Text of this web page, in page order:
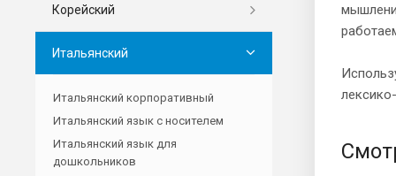
Корейский
Итальянский
Итальянский корпоративный
Итальянский язык с носителем
Итальянский язык для
дошкольников